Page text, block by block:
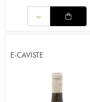
E-CAVISTE